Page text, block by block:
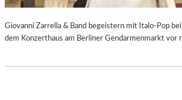
Giovanni Zarrella & Band begeistern mit Italo-Pop
dem Konzerthaus am Berliner Gendarmenmarkt vor